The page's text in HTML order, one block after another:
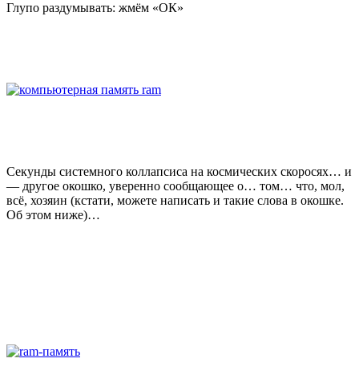
Глупо раздумывать: жмём «ОК»
Секунды системного коллапсиса на космических скоросях… и
— другое окошко, уверенно сообщающее о… том… что, мол,
всё, хозяин (кстати, можете написать и такие слова в окошке.
Об этом ниже)…